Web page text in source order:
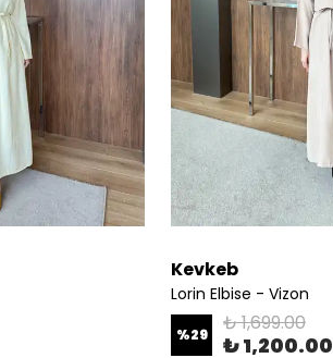
Kevkeb
Lorin Elbise - Vizon
%29 ₺ 1,699.00
₺ 1,200.00